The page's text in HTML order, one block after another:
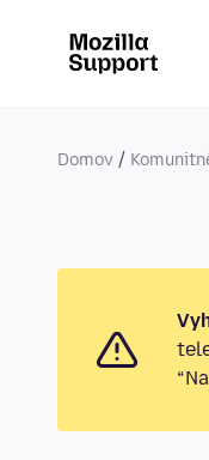
Domov